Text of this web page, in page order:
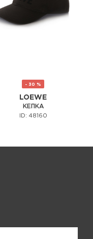
- 30 %
LOEWE
КЕПКА
ID: 48160